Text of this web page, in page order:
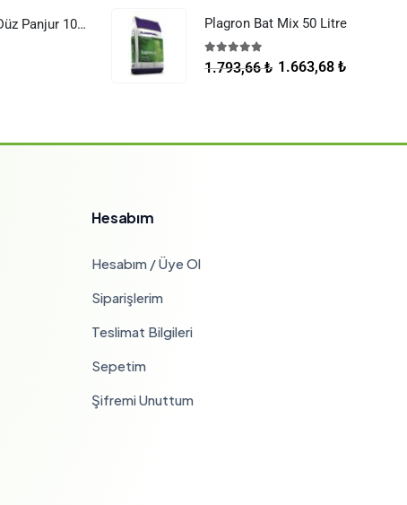
Raksan Smart Düz Panjur 100 mm Sinek Telli Plagron Bat Mix 50 Litre
5.00 5 üzerinden
1.793,66₺ 1.663,68 ₺
Hesabım
Hesabım / Üye Ol
Siparişlerim
Teslimat Bilgileri
Sepetim
Şifremi Unuttum